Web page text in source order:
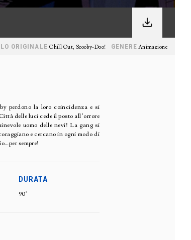
GENERE Animazione
ORIGINALE Chill Out, Scooby-Doo!
perdono la loro coincidenza e si
delle luci cede il posto all’orrore
uomo delle nevi! La gang si
e cercano in ogni modo di
sempre!
DURATA
90'